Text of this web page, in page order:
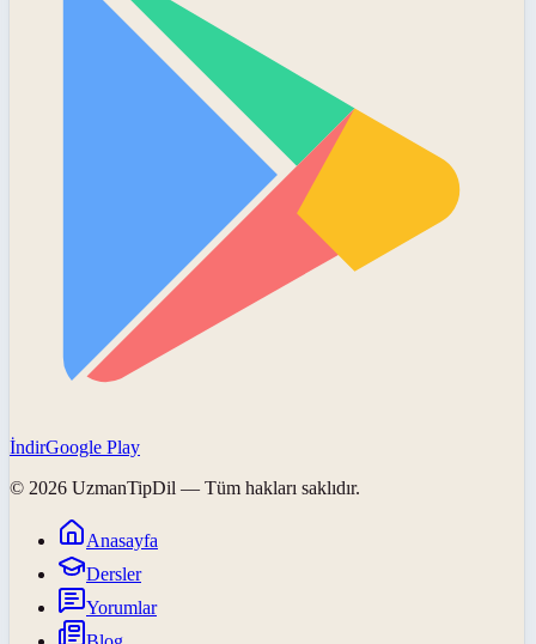
İndirGoogle Play
© 2026 UzmanTipDil — Tüm hakları saklıdır.
Anasayfa
Dersler
Yorumlar